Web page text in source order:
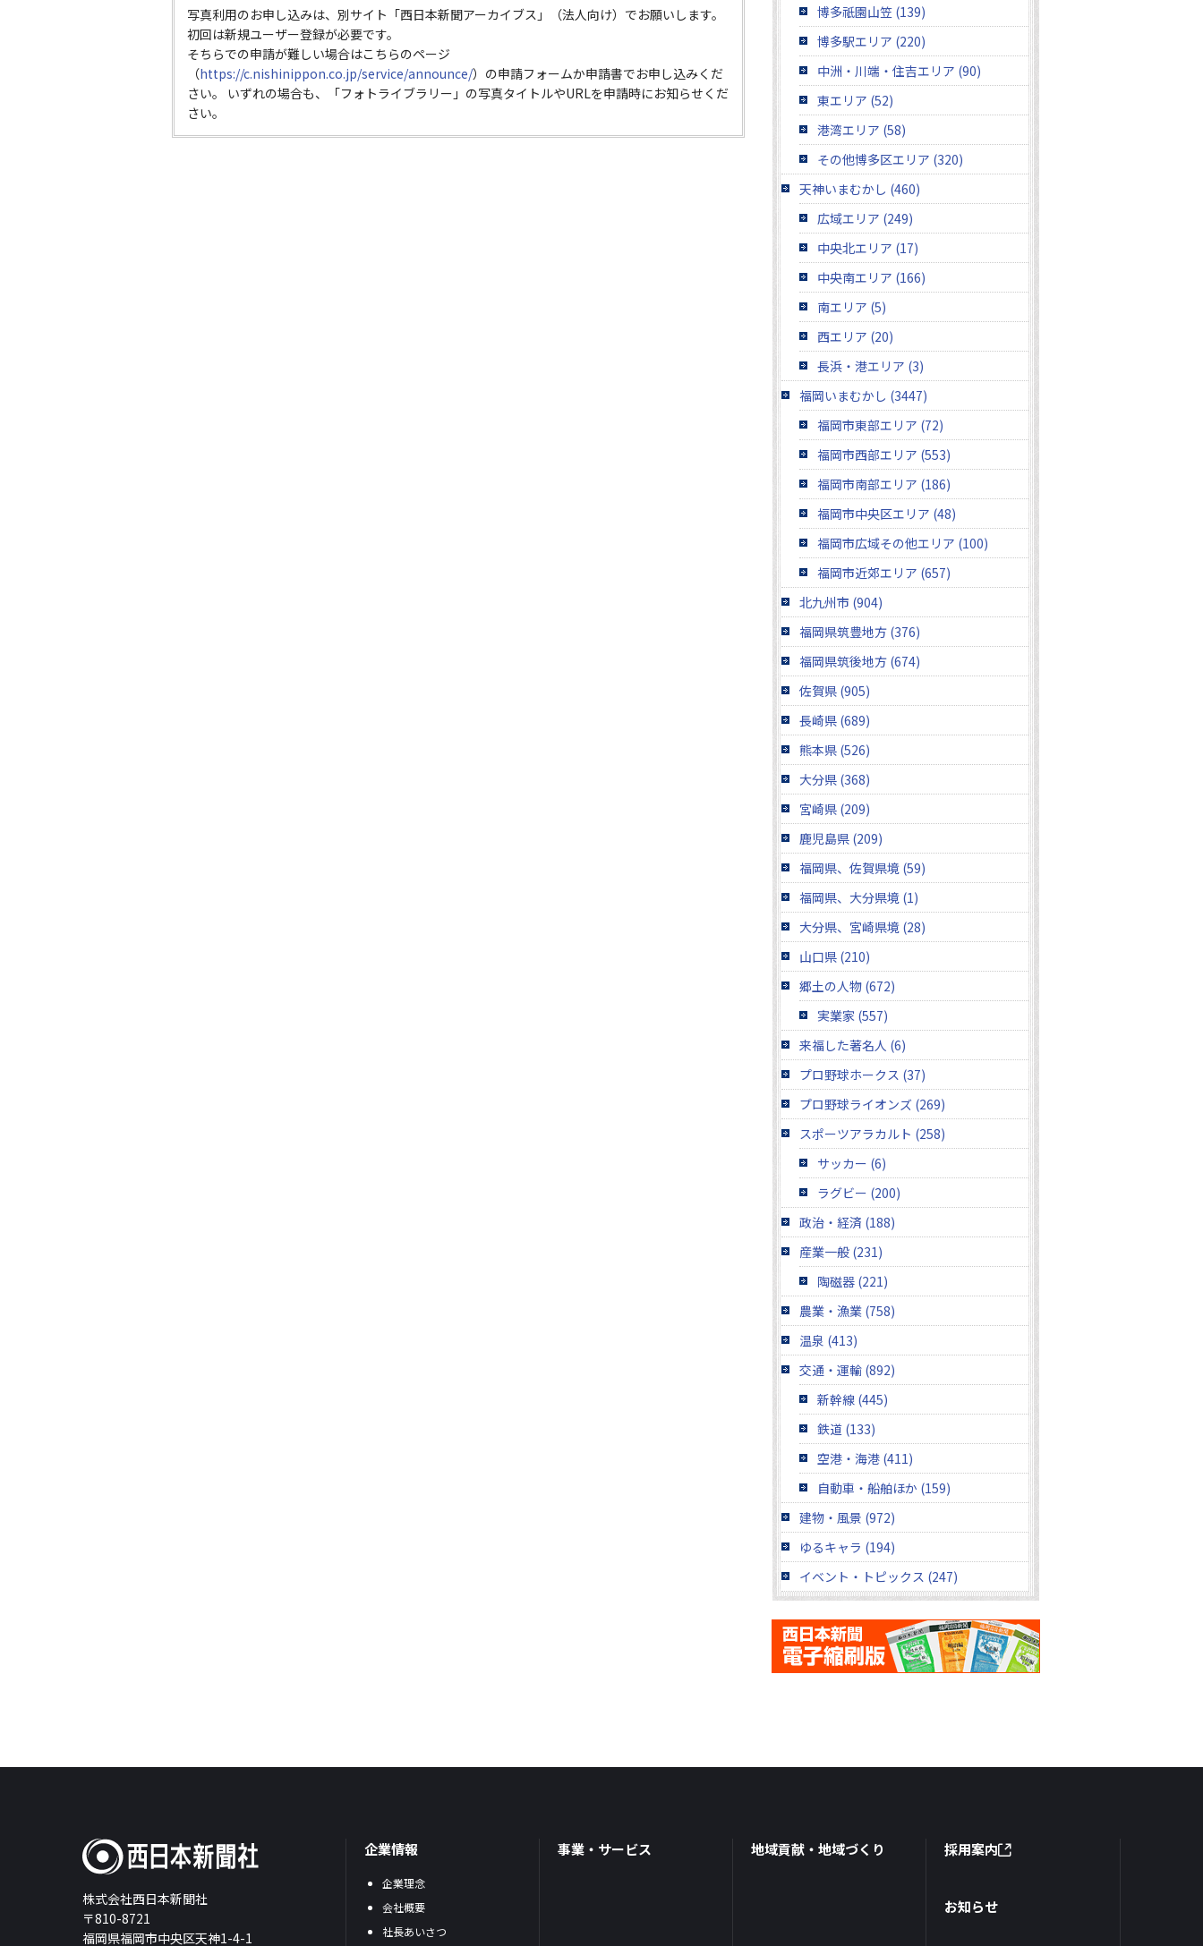
写真利用のお申し込みは、別サイト「西日本新聞アーカイブス」（法人向け）でお願いします。
初回は新規ユーザー登録が必要です。
そちらでの申請が難しい場合はこちらのページ
（https://c.nishinippon.co.jp/service/announce/）の申請フォームか申請書でお申し込みくだ
さい。 いずれの場合も、「フォトライブラリー」の写真タイトルやURLを申請時にお知らせくだ
さい。
博多祇園山笠 (139)
博多駅エリア (220)
中洲・川端・住吉エリア (90)
東エリア (52)
港湾エリア (58)
その他博多区エリア (320)
天神いまむかし (460)
広域エリア (249)
中央北エリア (17)
中央南エリア (166)
南エリア (5)
西エリア (20)
長浜・港エリア (3)
福岡いまむかし (3447)
福岡市東部エリア (72)
福岡市西部エリア (553)
福岡市南部エリア (186)
福岡市中央区エリア (48)
福岡市広域その他エリア (100)
福岡市近郊エリア (657)
北九州市 (904)
福岡県筑豊地方 (376)
福岡県筑後地方 (674)
佐賀県 (905)
長崎県 (689)
熊本県 (526)
大分県 (368)
宮崎県 (209)
鹿児島県 (209)
福岡県、佐賀県境 (59)
福岡県、大分県境 (1)
大分県、宮崎県境 (28)
山口県 (210)
郷土の人物 (672)
実業家 (557)
来福した著名人 (6)
プロ野球ホークス (37)
プロ野球ライオンズ (269)
スポーツアラカルト (258)
サッカー (6)
ラグビー (200)
政治・経済 (188)
産業一般 (231)
陶磁器 (221)
農業・漁業 (758)
温泉 (413)
交通・運輸 (892)
新幹線 (445)
鉄道 (133)
空港・海港 (411)
自動車・船舶ほか (159)
建物・風景 (972)
ゆるキャラ (194)
イベント・トピックス (247)
株式会社西日本新聞社
〒810-8721
福岡県福岡市中央区天神1-4-1
企業情報
企業理念
会社概要
社長あいさつ
事業・サービス 地域貢献・地域づくり 採用案内
お知らせ